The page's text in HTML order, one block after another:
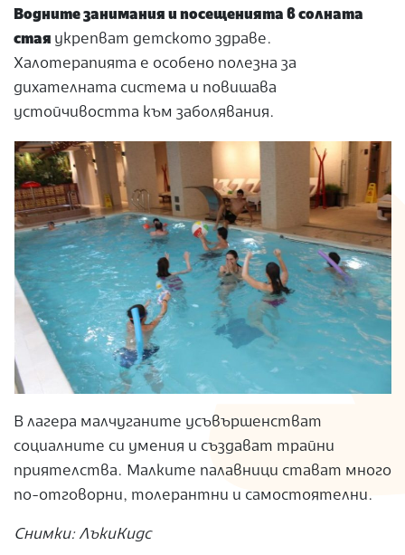
Водните занимания и посещенията в солната
стая укрепват детското здраве.
Халотерапията е особено полезна за
дихателната система и повишава
устойчивостта към заболявания.
В лагера малчуганите усъвършенстват
социалните си умения и създават трайни
приятелства. Малките палавници стават много
по-отговорни, толерантни и самостоятелни.
Снимки: ЛъкиКидс